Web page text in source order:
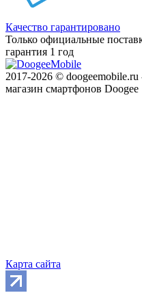
Качество гарантировано
Только официальные
гарантия 1 год
2017-2026 ©
магазин смартфонов Doogee
Карта сайта